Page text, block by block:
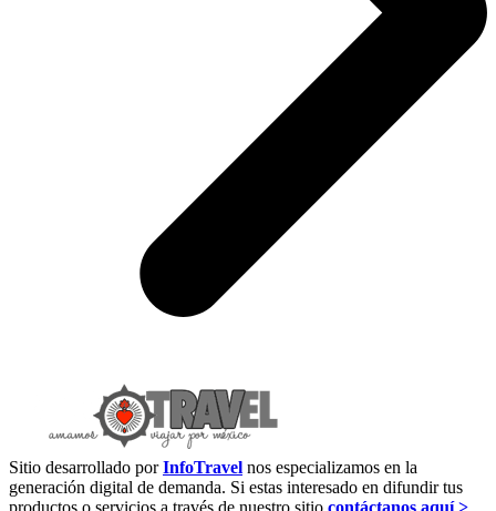
Sitio desarrollado porInfoTravel nos especializamos en la
generación digital de demanda. Si estas interesado en difundir tus
productos o servicios a través de nuestro sitio contáctanos aquí >